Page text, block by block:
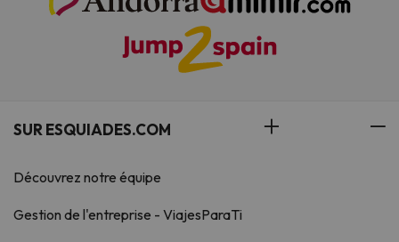
SUR ESQUIADES.COM
Découvrez notre équipe
Gestion de l'entreprise - ViajesParaTi